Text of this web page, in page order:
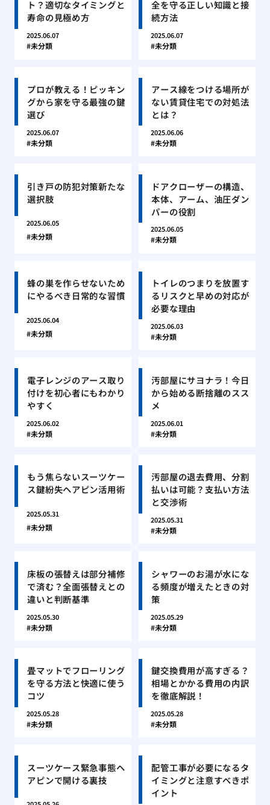
ト？適切なタイミングと
寿命の見極め方
2025.06.07
未分類
全を守る正しい知識と接
続方法
2025.06.07
未分類
プロが教える！ピッキン
グから家を守る最強の鍵
選び
2025.06.07
未分類
アース線をつける場所が
ない賃貸住宅での対処法
とは？
2025.06.06
未分類
引き戸の防犯対策新たな
選択肢
2025.06.05
未分類
ドアクローザーの構造、
本体、アーム、油圧ダン
パーの役割
2025.06.05
未分類
蜂の巣を作らせないため
にやるべき日常的な習慣
2025.06.04
未分類
トイレのつまりを放置す
るリスクと早めの対応が
必要な理由
2025.06.03
未分類
電子レンジのアース取り
付けを初心者にもわかり
やすく
2025.06.02
未分類
汚部屋にサヨナラ！今日
から始める断捨離のスス
メ
2025.06.01
未分類
もう焦らないスーツケー
ス鍵紛失ヘアピン活用術
2025.05.31
未分類
汚部屋の退去費用、分割
払いは可能？支払い方法
と交渉術
2025.05.31
未分類
床板の張替えは部分補修
で済む？全面張替えとの
違いと判断基準
2025.05.30
未分類
シャワーのお湯が水にな
る頻度が増えたときの対
策
2025.05.29
未分類
畳マットでフローリング
を守る方法と快適に使う
コツ
2025.05.28
未分類
鍵交換費用が高すぎる？
相場とかかる費用の内訳
を徹底解説！
2025.05.28
未分類
スーツケース緊急事態ヘ
アピンで開ける裏技
配管工事が必要になるタ
イミングと注意すべきポ
イント